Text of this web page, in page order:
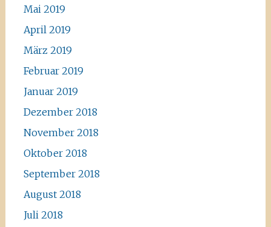
Mai 2019
April 2019
März 2019
Februar 2019
Januar 2019
Dezember 2018
November 2018
Oktober 2018
September 2018
August 2018
Juli 2018